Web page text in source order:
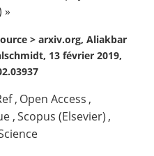
»
> arxiv.org, Aliakbar
13 février 2019,
, Open Access ,
,Scopus (Elsevier) ,